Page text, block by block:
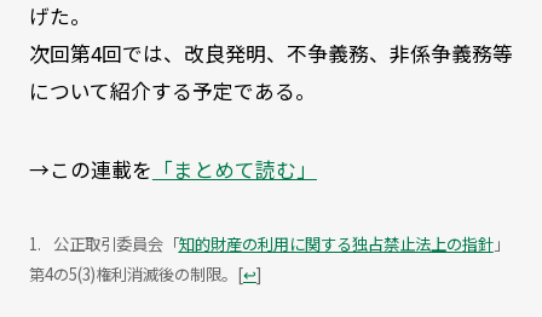
げた。
次回第4回では、改良発明、不争義務、非係争義務等
について紹介する予定である。
→この連載を 「まとめて読む」
公正取引委員会「知的財産の利用に関する独占禁止法上の指針」
第4の5(3)権利消滅後の制限。 [↩]